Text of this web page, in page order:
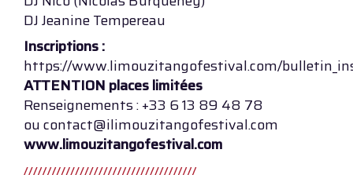
DJ Jeanine Tempereau
Inscriptions :
https://www.limouzitangofestival.com/
ATTENTION places limitées
Renseignements : +33 6 13 89 48 78
ou contact@ilimouzitangofestival.com
www.limouzitangofestival.com